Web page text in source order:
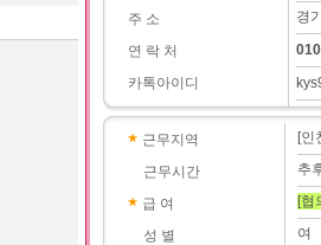
주 소
연 락 처
카톡아이디
경
근무지역
근무시간
급 여
성 별
[인
추
[협
여